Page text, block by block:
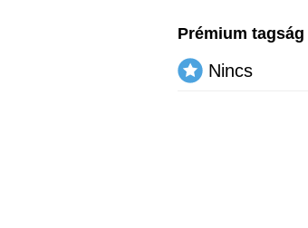
Prémium tagság
Nincs